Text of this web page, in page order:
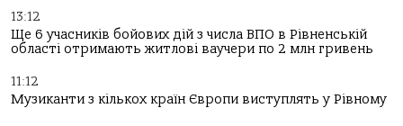
13:12
Ще 6 учасників бойових дій з числа ВПО в Рівненській
області отримають житлові ваучери по 2 млн гривень
11:12
Музиканти з кількох країн Європи виступлять у Рівному